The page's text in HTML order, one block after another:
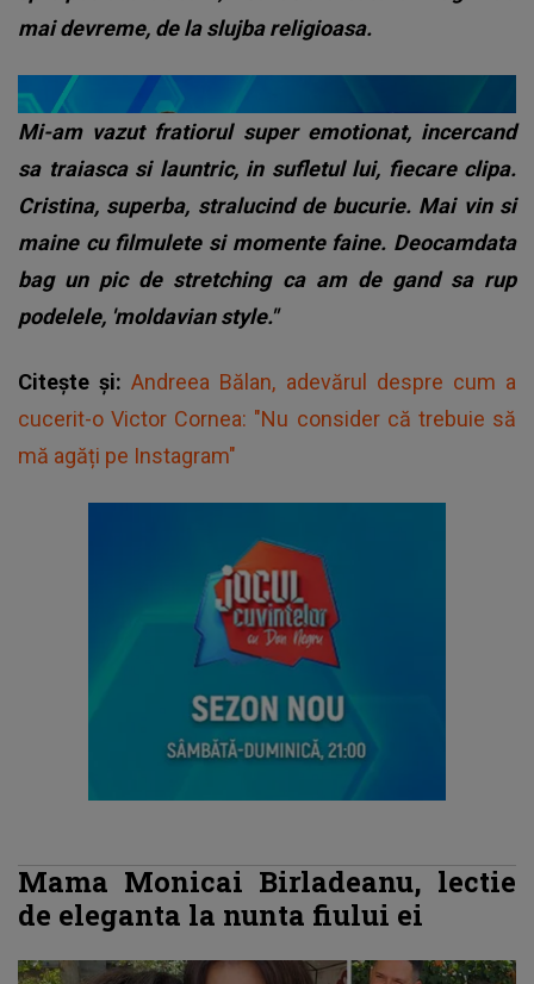
mai devreme, de la slujba religioasa.
Mi-am vazut fratiorul super emotionat, incercand
sa traiasca si launtric, in sufletul lui, fiecare clipa.
Cristina, superba, stralucind de bucurie. Mai vin si
maine cu filmulete si momente faine. Deocamdata
bag un pic de stretching ca am de gand sa rup
podelele, 'moldavian style."
Citește și:Andreea Bălan, adevărul despre cum a
cucerit-o Victor Cornea: "Nu consider că trebuie să
mă agăți pe Instagram"
Mama Monicai Birladeanu, lectie
de eleganta la nunta fiului ei